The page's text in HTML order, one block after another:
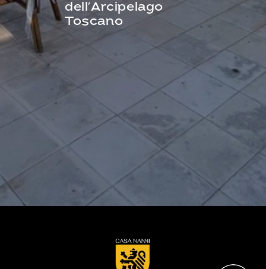
dell’Arcipelago
Toscano